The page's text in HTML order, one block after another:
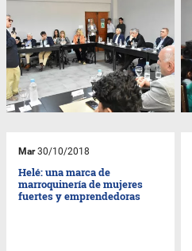
Mar30/10/2018
Helé: una marca de
marroquinería de mujeres
fuertes y emprendedoras